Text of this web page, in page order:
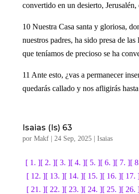
convertido en un desierto, Jerusalén,
10 Nuestra Casa santa y gloriosa,
nuestros padres, ha sido presa de
que teníamos de precioso se ha
11 Ante esto, ¿vas a permanecer
quedarás callado y nos afligirás
Isaias (Is) 63
por Makf| 24 Sep, 2025| Isaias
[ 1. ][ 2. ][ 3. ][ 4. ][ 5. ][ 6. ][ 7. ][
[ 12. ][ 13. ][ 14. ][ 15. ][ 16. ][ 17.
[ 21. ][ 22. ][ 23. ][ 24. ][ 25. ][ 26.